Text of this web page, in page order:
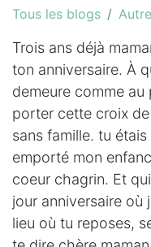
Tous les blogs
Trois ans déjà
ton anniversaire. À
demeure comme au
porter cette croix
sans famille. tu
emporté mon
coeur chagrin. Et
jour anniversaire où
lieu où tu reposes,